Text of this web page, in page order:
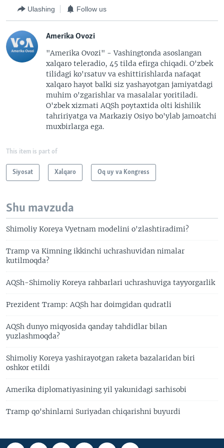
s
l
e
Ulashing Follow us
Amerika Ovozi
"Amerika Ovozi" - Vashingtonda asoslangan
xalqaro teleradio, 45 tilda efirga chiqadi. O'zbek
tilidagi ko'rsatuv va eshittirishlarda nafaqat
xalqaro hayot balki siz yashayotgan jamiyatdagi
muhim o'zgarishlar va masalalar yoritiladi.
O'zbek xizmati AQSh poytaxtida olti kishilik
tahririyatga va Markaziy Osiyo bo'ylab jamoatchi
muxbirlarga ega.
This item is part of
Siyosat Xalqaro Oq uy va Kongress
Shu mavzuda
Shimoliy Koreya Vyetnam modelini o'zlashtiradimi?
Tramp va Kimning ikkinchi uchrashuvidan nimalar
kutilmoqda?
AQSh-Shimoliy Koreya rahbarlari uchrashuviga tayyorgarlik
Prezident Tramp: AQSh har doimgidan qudratli
AQSh dunyo miqyosida qanday tahdidlar bilan
yuzlashmoqda?
Shimoliy Koreya yashirayotgan raketa bazalaridan biri
oshkor etildi
Amerika diplomatiyasining yil yakunidagi sarhisobi
Tramp qo'shinlarni Suriyadan chiqarishni buyurdi